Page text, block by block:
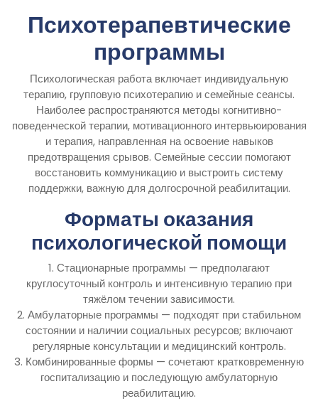
Психотерапевтические
программы
Психологическая работа включает индивидуальную
терапию, групповую психотерапию и семейные сеансы.
Наиболее распространяются методы когнитивно-
поведенческой терапии, мотивационного интервьюирования
и терапия, направленная на освоение навыков
предотвращения срывов. Семейные сессии помогают
восстановить коммуникацию и выстроить систему
поддержки, важную для долгосрочной реабилитации.
Форматы оказания
психологической помощи
1. Стационарные программы — предполагают
круглосуточный контроль и интенсивную терапию при
тяжёлом течении зависимости.
2. Амбулаторные программы — подходят при стабильном
состоянии и наличии социальных ресурсов; включают
регулярные консультации и медицинский контроль.
3. Комбинированные формы — сочетают кратковременную
госпитализацию и последующую амбулаторную
реабилитацию.